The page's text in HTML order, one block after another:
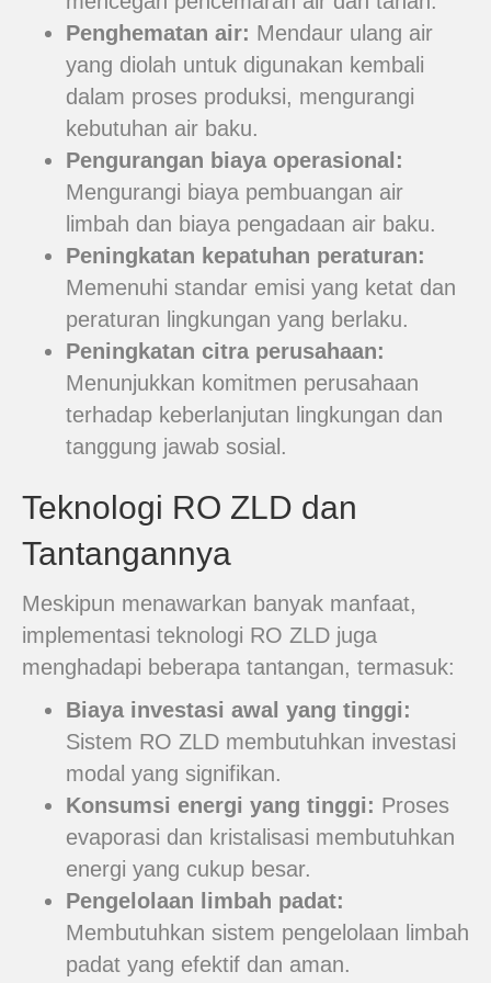
Penghematan air: Mendaur ulang air
yang diolah untuk digunakan kembali
dalam proses produksi, mengurangi
kebutuhan air baku.
Pengurangan biaya operasional:
Mengurangi biaya pembuangan air
limbah dan biaya pengadaan air baku.
Peningkatan kepatuhan peraturan:
Memenuhi standar emisi yang ketat dan
peraturan lingkungan yang berlaku.
Peningkatan citra perusahaan:
Menunjukkan komitmen perusahaan
terhadap keberlanjutan lingkungan dan
tanggung jawab sosial.
Teknologi RO ZLD dan
Tantangannya
Meskipun menawarkan banyak manfaat,
implementasi teknologi RO ZLD juga
menghadapi beberapa tantangan, termasuk:
Biaya investasi awal yang tinggi:
Sistem RO ZLD membutuhkan investasi
modal yang signifikan.
Konsumsi energi yang tinggi: Proses
evaporasi dan kristalisasi membutuhkan
energi yang cukup besar.
Pengelolaan limbah padat:
Membutuhkan sistem pengelolaan limbah
padat yang efektif dan aman.